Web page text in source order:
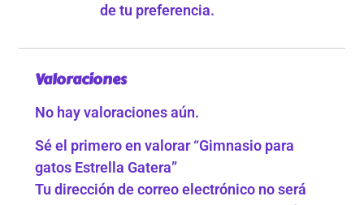
de tu preferencia.
Valoraciones
No hay valoraciones aún.
Sé el primero en valorar “Gimnasio para
gatos Estrella Gatera”
Tu dirección de correo electrónico no será